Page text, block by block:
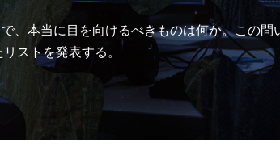
、本当に目を向けるべきものは何か。この
ストを発表する。